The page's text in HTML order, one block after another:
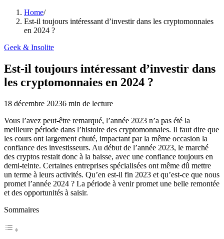
Home/
Est-il toujours intéressant d’investir dans les cryptomonnaies
en 2024 ?
Geek & Insolite
Est-il toujours intéressant d’investir dans
les cryptomonnaies en 2024 ?
18 décembre 20236 min de lecture
Vous l’avez peut-être remarqué, l’année 2023 n’a pas été la
meilleure période dans l’histoire des cryptomonnaies. Il faut dire que
les cours ont largement chuté, impactant par la même occasion la
confiance des investisseurs. Au début de l’année 2023, le marché
des cryptos restait donc à la baisse, avec une confiance toujours en
demi-teinte. Certaines entreprises spécialisées ont même dû mettre
un terme à leurs activités. Qu’en est-il fin 2023 et qu’est-ce que nous
promet l’année 2024 ? La période à venir promet une belle remontée
et des opportunités à saisir.
Sommaires